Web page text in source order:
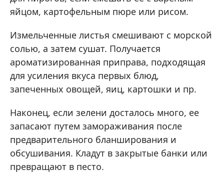
яйцом, картофельным пюре или рисом.
Измельченные листья смешивают с морской
солью, а затем сушат. Получается
ароматизированная приправа, подходящая
для усиления вкуса первых блюд,
запеченных овощей, яиц, картошки и пр.
Наконец, если зелени досталось много, ее
запасают путем замораживания после
предварительного бланширования и
обсушивания. Кладут в закрытые банки или
превращают в песто.